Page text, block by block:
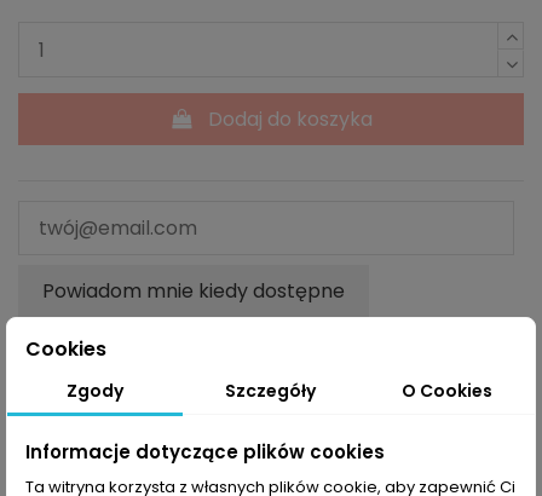
Dodaj do koszyka
Powiadom mnie kiedy dostępne
Cookies
Zgody Szczegóły O Cookies
Informacje dotyczące plików cookies
Ta witryna korzysta z własnych plików cookie, aby zapewnić Ci